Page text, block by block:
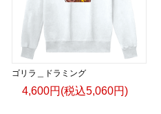
ゴリラ＿ドラミング
4,600円(税込5,060円)